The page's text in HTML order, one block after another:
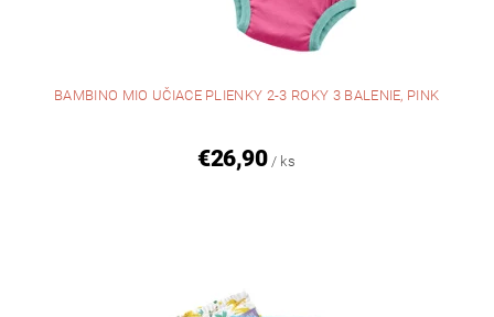
BAMBINO MIO UČIACE PLIENKY 2-3 ROKY 3 BALENIE, PINK
€26,90 / ks